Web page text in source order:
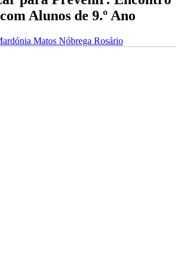
Alunos de 9.º Ano
Matos Nóbrega Rosário